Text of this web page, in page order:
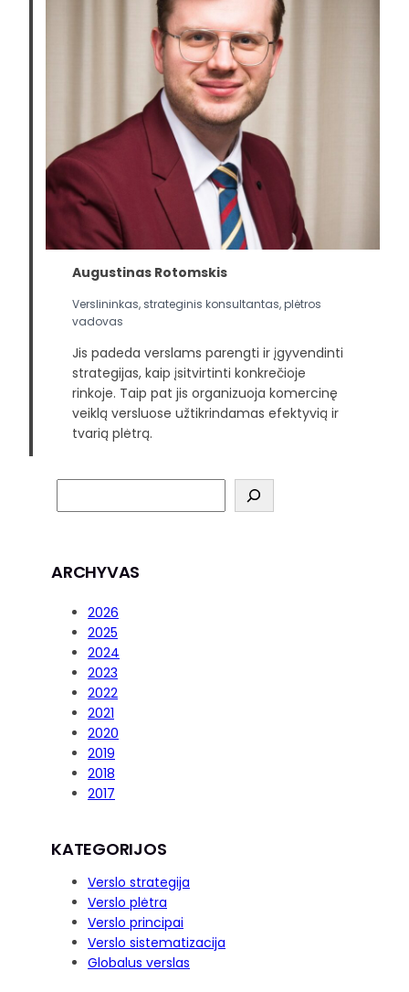
Augustinas Rotomskis
Verslininkas, strateginis konsultantas, plėtros
vadovas
Jis padeda verslams parengti ir įgyvendinti
strategijas, kaip įsitvirtinti konkrečioje
rinkoje. Taip pat jis organizuoja komercinę
veiklą versluose užtikrindamas efektyvią ir
tvarią plėtrą.
ARCHYVAS
2026
2025
2024
2023
2022
2021
2020
2019
2018
2017
KATEGORIJOS
Verslo strategija
Verslo plėtra
Verslo principai
Verslo sistematizacija
Globalus verslas